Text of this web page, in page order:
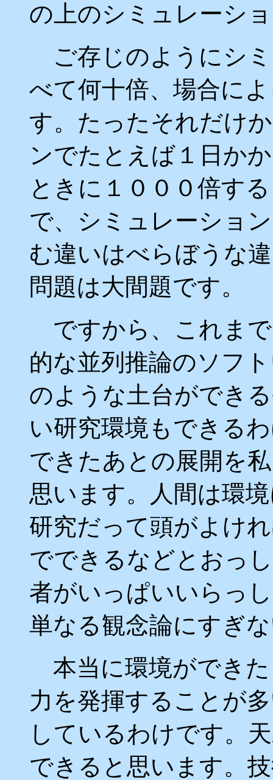
の上のシミュレーシ
ご存じのようにシ
べて何十倍、場合に
す。たったそれだけ
ンでたとえば１日か
ときに１０００倍す
で、シミュレーショ
む違いはべらぼうな
問題は大間題です。
ですから、これま
的な並列推論のソフ
のような土台ができ
い研究環境もできる
できたあとの展開を
思います。人間は環
研究だって頭がよけ
でできるなどとおっ
者がいっぱいいらっ
単なる観念論にすぎ
本当に環境ができ
力を発揮することが
しているわけです。
できると思います。